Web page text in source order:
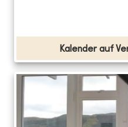
Kalender auf